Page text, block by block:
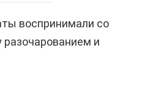
воспринимали со
и